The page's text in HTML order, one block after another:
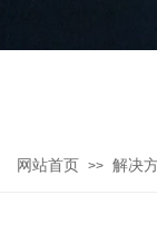
网站首页 >> 解决